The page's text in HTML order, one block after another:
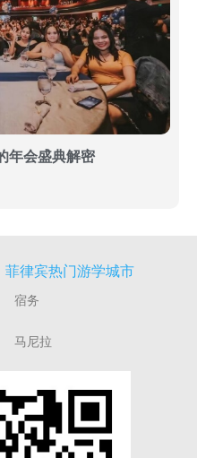
年会盛典解密
菲律宾热门游学城市
宿务
马尼拉